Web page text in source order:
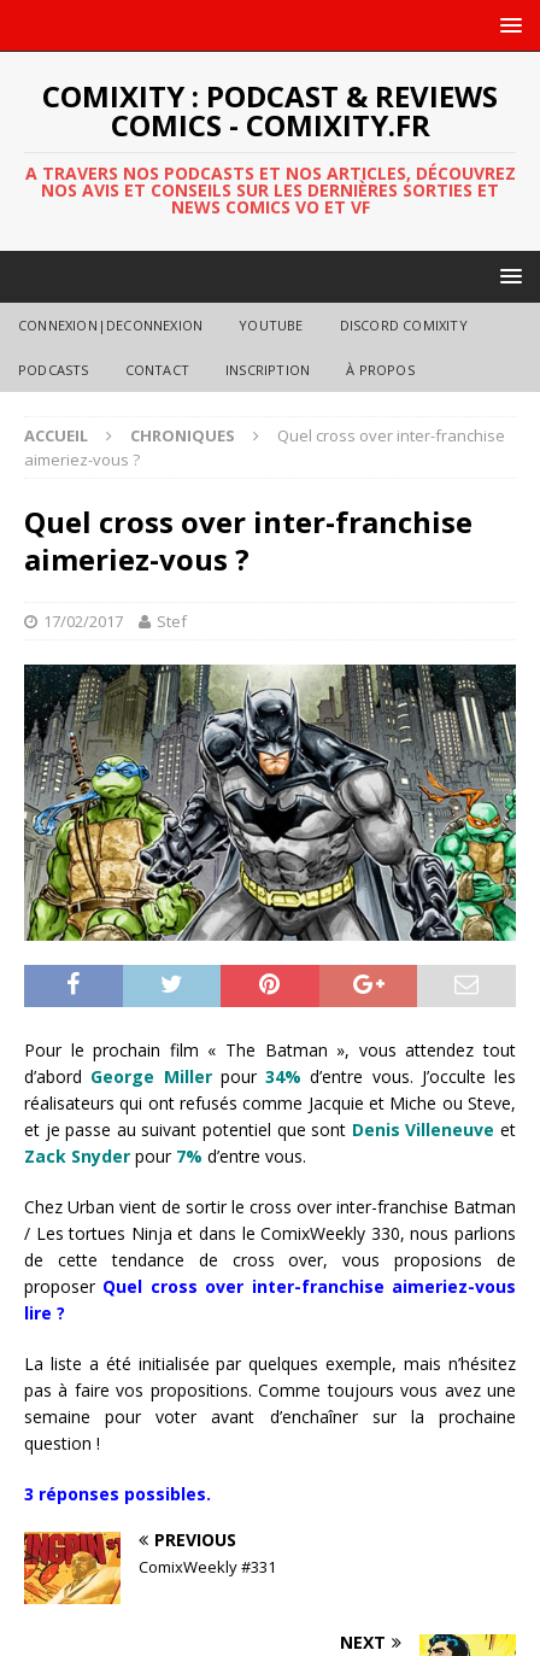
COMIXITY : PODCAST & REVIEWS
COMICS - COMIXITY.FR
A TRAVERS NOS PODCASTS ET NOS ARTICLES, DÉCOUVREZ
NOS AVIS ET CONSEILS SUR LES DERNIÈRES SORTIES ET
NEWS COMICS VO ET VF
CONNEXION|DECONNEXION YOUTUBE DISCORD COMIXITY
PODCASTS CONTACT INSCRIPTION À PROPOS
ACCUEIL CHRONIQUES
Quel cross over inter-franchise
aimeriez-vous ?
Quel cross over inter-franchise
aimeriez-vous ?
17/02/2017 Stef
Pour le prochain film « The Batman », vous attendez tout
d’abord George Millerpour 34% d’entre vous. J’occulte les
réalisateurs qui ont refusés comme Jacquie et Miche ou Steve,
et je passe au suivant potentiel que sont Denis Villeneuve et
Zack Snyder pour 7% d’entre vous.
Chez Urban vient de sortir le cross over inter-franchise Batman
/ Les tortues Ninja et dans le ComixWeekly 330, nous parlions
de cette tendance de cross over, vous proposions de
proposer Quel cross over inter-franchise aimeriez-vous
lire ?
La liste a été initialisée par quelques exemple, mais n’hésitez
pas à faire vos propositions. Comme toujours vous avez une
semaine pour voter avant d’enchaîner sur la prochaine
question !
3 réponses possibles.
PREVIOUS
ComixWeekly #331
NEXT